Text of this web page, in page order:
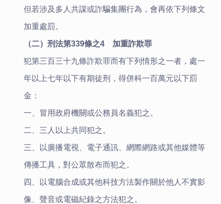
但若涉及多人共謀或詐騙集團行為，會再依下列條文
加重處罰。
（二）刑法第339條之4 加重詐欺罪
犯第三百三十九條詐欺罪而有下列情形之一者，處一
年以上七年以下有期徒刑，得併科一百萬元以下罰
金：
一、冒用政府機關或公務員名義犯之。
二、三人以上共同犯之。
三、以廣播電視、電子通訊、網際網路或其他媒體等
傳播工具，對公眾散布而犯之。
四、以電腦合成或其他科技方法製作關於他人不實影
像、聲音或電磁紀錄之方法犯之。